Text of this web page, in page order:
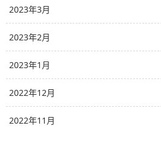
2023年3月
2023年2月
2023年1月
2022年12月
2022年11月